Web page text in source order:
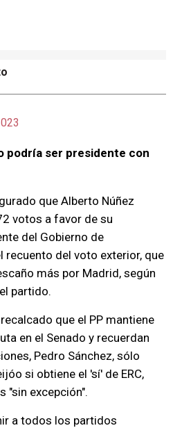
podría ser presidente con
que Alberto Núñez
votos a favor de su
del Gobierno de
recuento del voto exterior, que
más por Madrid, según
partido.
que el PP mantiene
en el Senado y recuerdan
Pedro Sánchez, sólo
si obtiene el 'sí' de ERC,
"sin excepción".
a todos los partidos